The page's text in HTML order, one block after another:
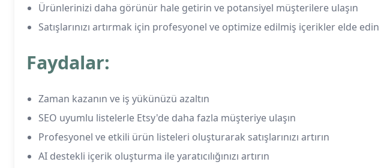
Ürünlerinizi daha görünür hale getirin ve potansiyel müşterilere ulaşın
Satışlarınızı artırmak için profesyonel ve optimize edilmiş içerikler elde edin
Faydalar:
Zaman kazanın ve iş yükünüzü azaltın
SEO uyumlu listelerle Etsy'de daha fazla müşteriye ulaşın
Profesyonel ve etkili ürün listeleri oluşturarak satışlarınızı artırın
AI destekli içerik oluşturma ile yaratıcılığınızı artırın